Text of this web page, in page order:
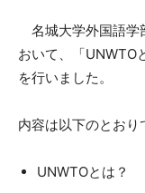
名城大学外国語学
おいて、「UNWTO
を行いました。
内容は以下のとおり
UNWTOとは？